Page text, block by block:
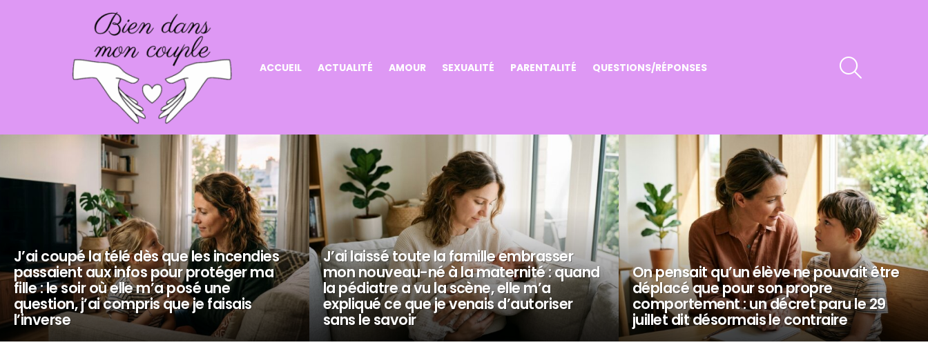
ACCUEIL ACTUALITÉ AMOUR SEXUALITÉ PARENTALITÉ QUESTIONS/RÉPONSES
J’ai coupé la télé dès que les incendies
passaient aux infos pour protéger ma
fille : le soir où elle m’a posé une
question, j’ai compris que je faisais
l’inverse
J’ai laissé toute la famille embrasser
mon nouveau-né à la maternité : quand
la pédiatre a vu la scène, elle m’a
expliqué ce que je venais d’autoriser
sans le savoir
On pensait qu’un élève ne pouvait être
déplacé que pour son propre
comportement : un décret paru le 29
juillet dit désormais le contraire